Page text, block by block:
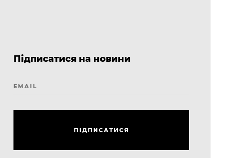
Підписатися на новини
EMAIL
П І ДП ИСАТИСЯ